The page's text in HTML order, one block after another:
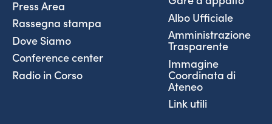
Press Area
Rassegna stampa
Dove Siamo
Conference center
Radio in Corso
Albo Ufficiale
Amministrazione
Trasparente
Immagine
Coordinata di
Ateneo
Link utili